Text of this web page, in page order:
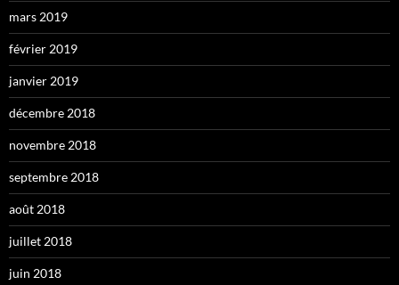
mars 2019
février 2019
janvier 2019
décembre 2018
novembre 2018
septembre 2018
août 2018
juillet 2018
juin 2018